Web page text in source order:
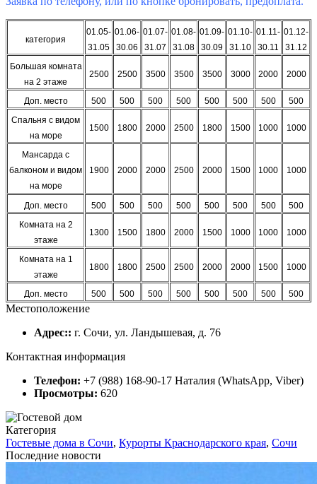
категория
01.05-
31.05
01.06-
30.06
01.07-
31.07
01.08-
31.08
01.09-
30.09
01.10-
31.10
01.11-
30.11
01.12-
31.12
Большая комната
на 2 этаже
2500 2500 3500 3500 3500 3000 2000 2000
Доп. место 500 500 500 500 500 500 500
500
Спальня с видом
на море
1500 1800 2000 2500 1800 1500 1000 1000
Мансарда с
балконом и видом
на море
1900 2000 2000 2500 2000 1500 1000 1000
Доп. место 500 500 500 500 500 500 500
500
Комната на 2
этаже
1300 1500 1800 2000 1500 1000 1000 1000
Комната на 1
этаже
1800 1800 2500 2500 2000 2000 1500 1000
Доп. место 500 500 500 500 500 500 500 500
Местоположение
Адрес:: г. Сочи, ул. Ландышевая, д. 76
Контактная информация
Телефон: +7 (988) 168-90-17 Наталия (WhatsApp, Viber)
Просмотры: 620
Категория
Гостевые дома в Сочи, Курорты Краснодарского края, Сочи
Последние новости